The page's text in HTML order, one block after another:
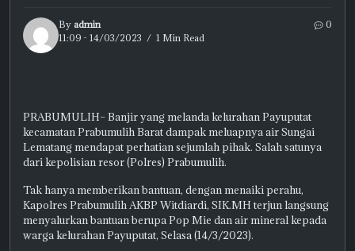
By admin
11:09 - 14/03/2023
1 Min Read
0
PRABUMULIH– Banjir yang melanda kelurahan Payuputat
kecamatan Prabumulih Barat dampak meluapnya air Sungai
Lematang mendapat perhatian sejumlah pihak. Salah satunya
dari kepolisian resor (Polres) Prabumulih.
Tak hanya memberikan bantuan, dengan menaiki perahu,
Kapolres Prabumulih AKBP Witdiardi, SIK.MH terjun langsung
menyalurkan bantuan berupa Pop Mie dan air mineral kepada
warga kelurahan Payuputat, Selasa (14/3/2023).